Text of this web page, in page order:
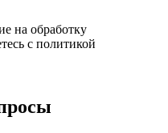
на обработку
с политикой